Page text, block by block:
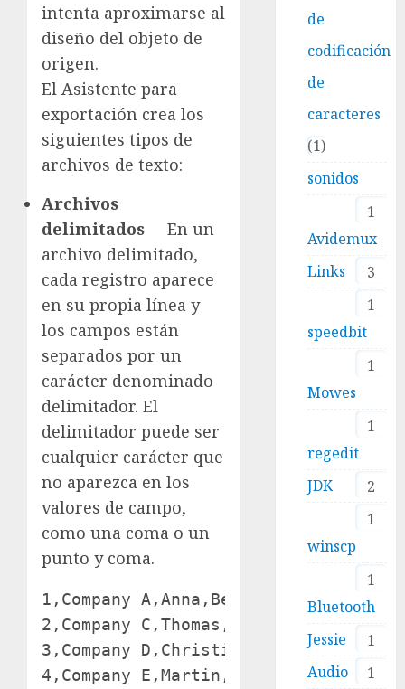
intenta aproximarse al
diseño del objeto de
origen.
El Asistente para
exportación crea los
siguientes tipos de
archivos de texto:
Archivos
delimitados En un
archivo delimitado,
cada registro aparece
en su propia línea y
los campos están
separados por un
carácter denominado
delimitador. El
delimitador puede ser
cualquier carácter que
no aparezca en los
valores de campo,
como una coma o un
punto y coma.
1,Company A,Anna,Bedecs,Owner
2,Company C,Thomas,Axen,Purchasing
3,Company
4,Company E,Martin,O’Donnell,Owner
de
codificación
de
caracteres
1
sonidos
1
Avidemux
3
Links
1
speedbit
1
Mowes
1
regedit
2
JDK
1
winscp
1
Bluetooth
1
Jessie
1
Audio